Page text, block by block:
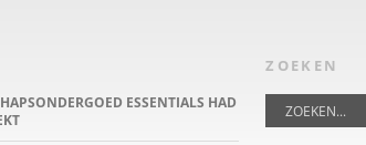
ESSENTIALS HAD
ZOEKEN